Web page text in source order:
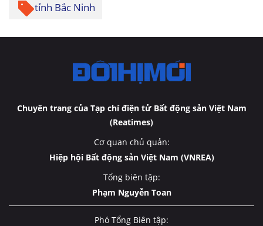
tỉnh Bắc Ninh
Chuyên trang của Tạp chí điện tử Bất động sản Việt Nam
(Reatimes)
Cơ quan chủ quản:
Hiệp hội Bất động sản Việt Nam (VNREA)
Tổng biên tập:
Phạm Nguyễn Toan
Phó Tổng Biên tập: